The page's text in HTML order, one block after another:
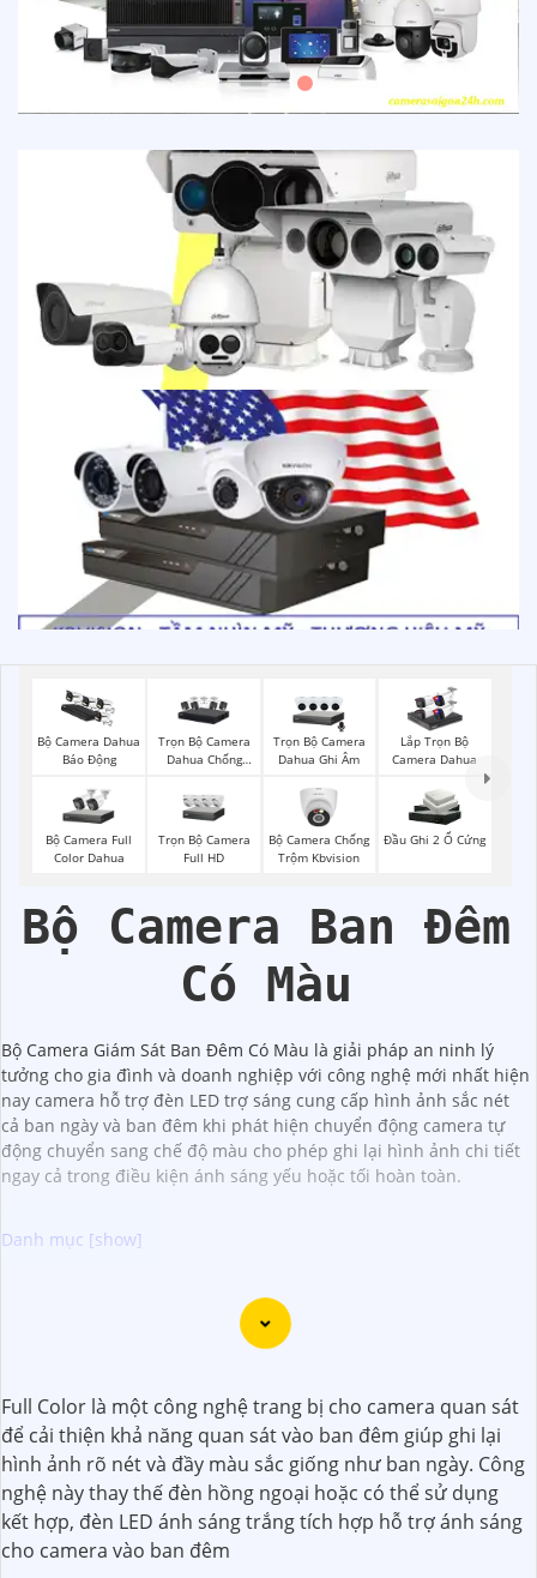
Bộ Camera Dahua
Báo Động
Trọn Bộ Camera
Dahua Chống
Trọn Bộ Camera
Dahua Ghi Âm
Lắp Trọn Bộ
Camera Dahua
Bộ Camera Full
Color Dahua
Trọn Bộ Camera
Full HD
Bộ Camera Chống
Trộm Kbvision
Đầu Ghi 2 Ổ Cứng
Bộ Camera Ban Đêm
Có Màu
Bộ Camera Giám Sát Ban Đêm Có Màu là giải pháp an ninh lý
tưởng cho gia đình và doanh nghiệp với công nghệ mới nhất hiện
nay camera hỗ trợ đèn LED trợ sáng cung cấp hình ảnh sắc nét
cả ban ngày và ban đêm khi phát hiện chuyển động camera tự
động chuyển sang chế độ màu cho phép ghi lại hình ảnh chi tiết
ngay cả trong điều kiện ánh sáng yếu hoặc tối hoàn toàn.
Dưới đây là một số lời khuyên để chọn bộ camera chất
lượng với hình ảnh sắc nét:
cao, ít nhất là 1080p hoặc cao hơn.
◗2:Chọn camera có tính năng ghi hình ban đêm: Camera
nên có khả năng quan sát ban đêm thông qua hồng ngoại
hoặc các công nghệ khác để màu sắc và chi tiết không bị
mất dưới ánh sáng yếu.
️👩‍👩3:Chọn camera có khẩu độ lớn: Camera có khẩu độ
Full Color là một công nghệ trang bị cho camera quan sát
để cải thiện khả năng quan sát vào ban đêm giúp ghi lại
hình ảnh rõ nét và đầy màu sắc giống như ban ngày. Công
nghệ này thay thế đèn hồng ngoại hoặc có thể sử dụng
kết hợp, đèn LED ánh sáng trắng tích hợp hỗ trợ ánh sáng
cho camera vào ban đêm